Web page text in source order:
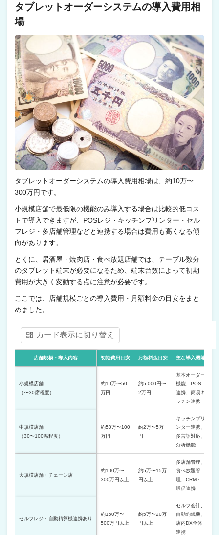
タブレットオーダーシステムの導入費用相
場
タブレットオーダーシステムの導入費用相場は、約10万〜
300万円です。
小規模店舗で最低限の機能のみ導入する場合は比較的低コス
トで導入できますが、POSレジ・キッチンプリンター・セル
フレジ・多店舗管理などと連携する場合は費用も高くなる傾
向があります。
とくに、居酒屋・焼肉店・食べ放題店舗では、テーブル数分
のタブレット端末が必要になるため、端末台数によって初期
費用が大きく変動する点に注意が必要です。
ここでは、店舗規模ごとの導入費用・月額料金の目安をまと
めました。
カード表示に切り替え
店舗規模・導入内容 初期費用目安 月額料金目安 主な導入機能
小規模店舗
（〜30席程度）
約10万〜50
万円
約5,000円〜
2万円
基本オーダー
機能、POS
連携、簡易キ
ッチン連携
中規模店舗
（30〜100席程度）
約50万〜100
万円
約2万〜5万
円
キッチンプリ
ンター連携、
多言語対応、
分析機能
大規模店舗・チェーン店
約100万〜
300万円以上
約5万〜15万
円以上
多店舗管理、
食べ放題管
理、CRM・
販促連携
セルフレジ・自動精算機連携あり
約150万〜
500万円以上
約5万〜20万
円以上
セルフ会計、
自動釣銭機、
店内DX全体
連携